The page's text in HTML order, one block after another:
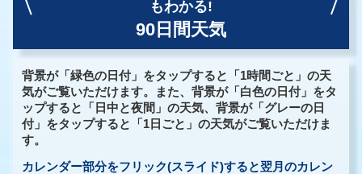
もわかる!
90日間天気
背景が「緑色の日付」をタップすると「1時間ごと」の天
気がご覧いただけます。また、背景が「白色の日付」をタ
ップすると「日中と夜間」の天気、背景が「グレーの日
付」をタップすると「1日ごと」の天気がご覧いただけま
す。
カレンダー部分をフリック(スライド)すると翌月のカレン